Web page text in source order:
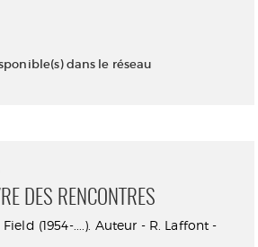
dans le réseau
DES RENCONTRES
(1954-....). Auteur - R. Laffont -